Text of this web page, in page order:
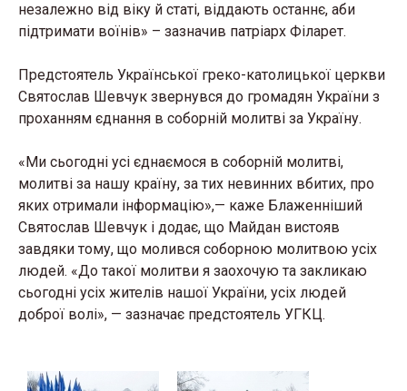
незалежно від віку й статі, віддають останнє, аби
підтримати воїнів» – зазначив патріарх Філарет.
Предстоятель Української греко-католицької церкви
Святослав Шевчук звернувся до громадян України з
проханням єднання в соборній молитві за Україну.
«Ми сьогодні усі єднаємося в соборній молитві,
молитві за нашу країну, за тих невинних вбитих, про
яких отримали інформацію»,— каже Блаженніший
Святослав Шевчук і додає, що Майдан вистояв
завдяки тому, що молився соборною молитвою усіх
людей. «До такої молитви я заохочую та закликаю
сьогодні усіх жителів нашої України, усіх людей
доброї волі», — зазначає предстоятель УГКЦ.